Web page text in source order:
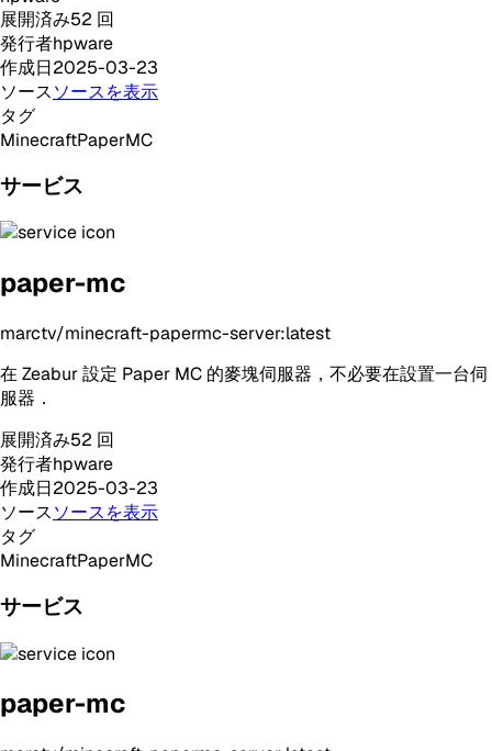
展開済み52 回
発行者hpware
作成日2025-03-23
ソースソースを表示
タグ
MinecraftPaperMC
サービス
paper-mc
marctv/minecraft-papermc-server:latest
在 Zeabur 設定 Paper MC 的麥塊伺服器，不必要在設置一台伺
服器．
展開済み52 回
発行者hpware
作成日2025-03-23
ソースソースを表示
タグ
MinecraftPaperMC
サービス
paper-mc